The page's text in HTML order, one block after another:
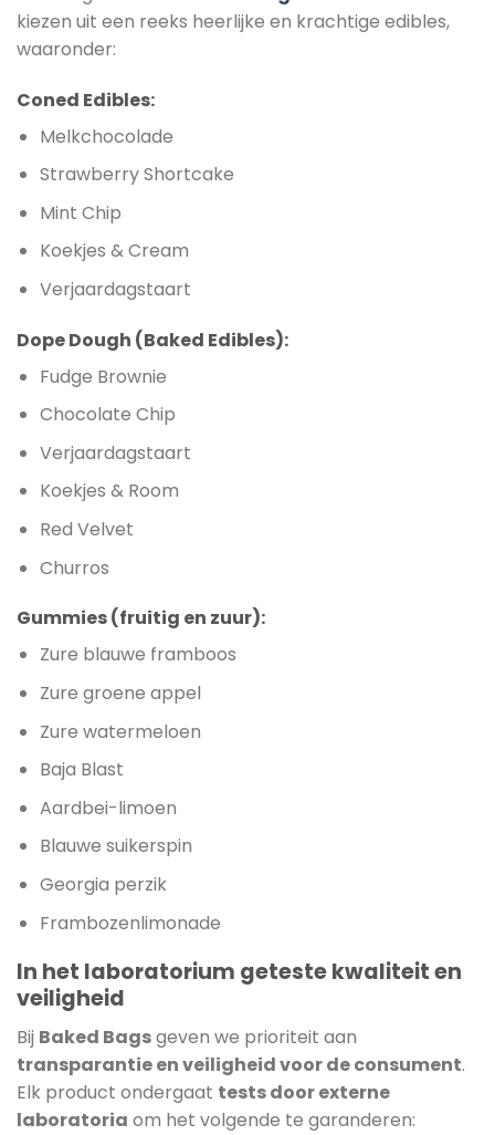
kiezen uit een reeks heerlijke en krachtige edibles,
waaronder:
Coned Edibles:
Melkchocolade
Strawberry Shortcake
Mint Chip
Koekjes & Cream
Verjaardagstaart
Dope Dough (Baked Edibles):
Fudge Brownie
Chocolate Chip
Verjaardagstaart
Koekjes & Room
Red Velvet
Churros
Gummies (fruitig en zuur):
Zure blauwe framboos
Zure groene appel
Zure watermeloen
Baja Blast
Aardbei-limoen
Blauwe suikerspin
Georgia perzik
Frambozenlimonade
In het laboratorium geteste kwaliteit en
veiligheid
Bij Baked Bagsgeven we prioriteit aan
transparantie en veiligheid voor de consument.
Elk product ondergaat tests door externe
laboratoria om het volgende te garanderen: